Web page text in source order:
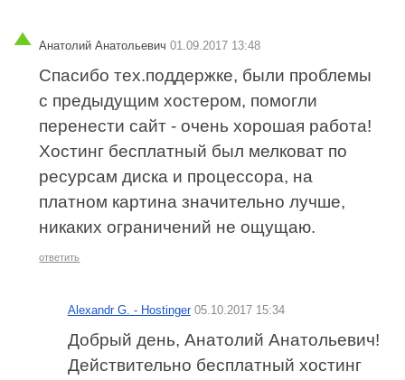
Анатолий Анатольевич 01.09.2017 13:48
Спасибо тех.поддержке, были проблемы
с предыдущим хостером, помогли
перенести сайт - очень хорошая работа!
Хостинг бесплатный был мелковат по
ресурсам диска и процессора, на
платном картина значительно лучше,
никаких ограничений не ощущаю.
ответить
Alexandr G. - Hostinger 05.10.2017 15:34
Добрый день, Анатолий Анатольевич!
Действительно бесплатный хостинг